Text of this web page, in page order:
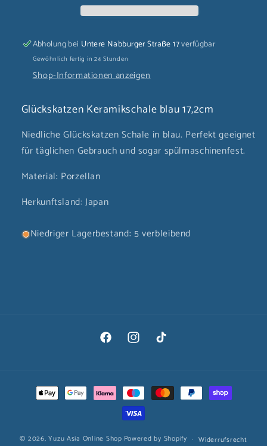
Abholung bei Untere Nabburger Straße 17verfügbar
Gewöhnlich fertig in 24 Stunden
Shop-Informationen anzeigen
Glückskatzen Keramikschale blau 17,2cm
Niedliche Glückskatzen Schale in blau. Perfekt geeignet
für täglichen Gebrauch und sogar spülmaschinenfest.
Material: Porzellan
Herkunftsland: Japan
Niedriger Lagerbestand: 5 verbleibend
FacebookInstagramTikTok
Zahlungsmethoden
© 2026,Yuzu Asia Online Shop Powered by Shopify Widerrufsrecht